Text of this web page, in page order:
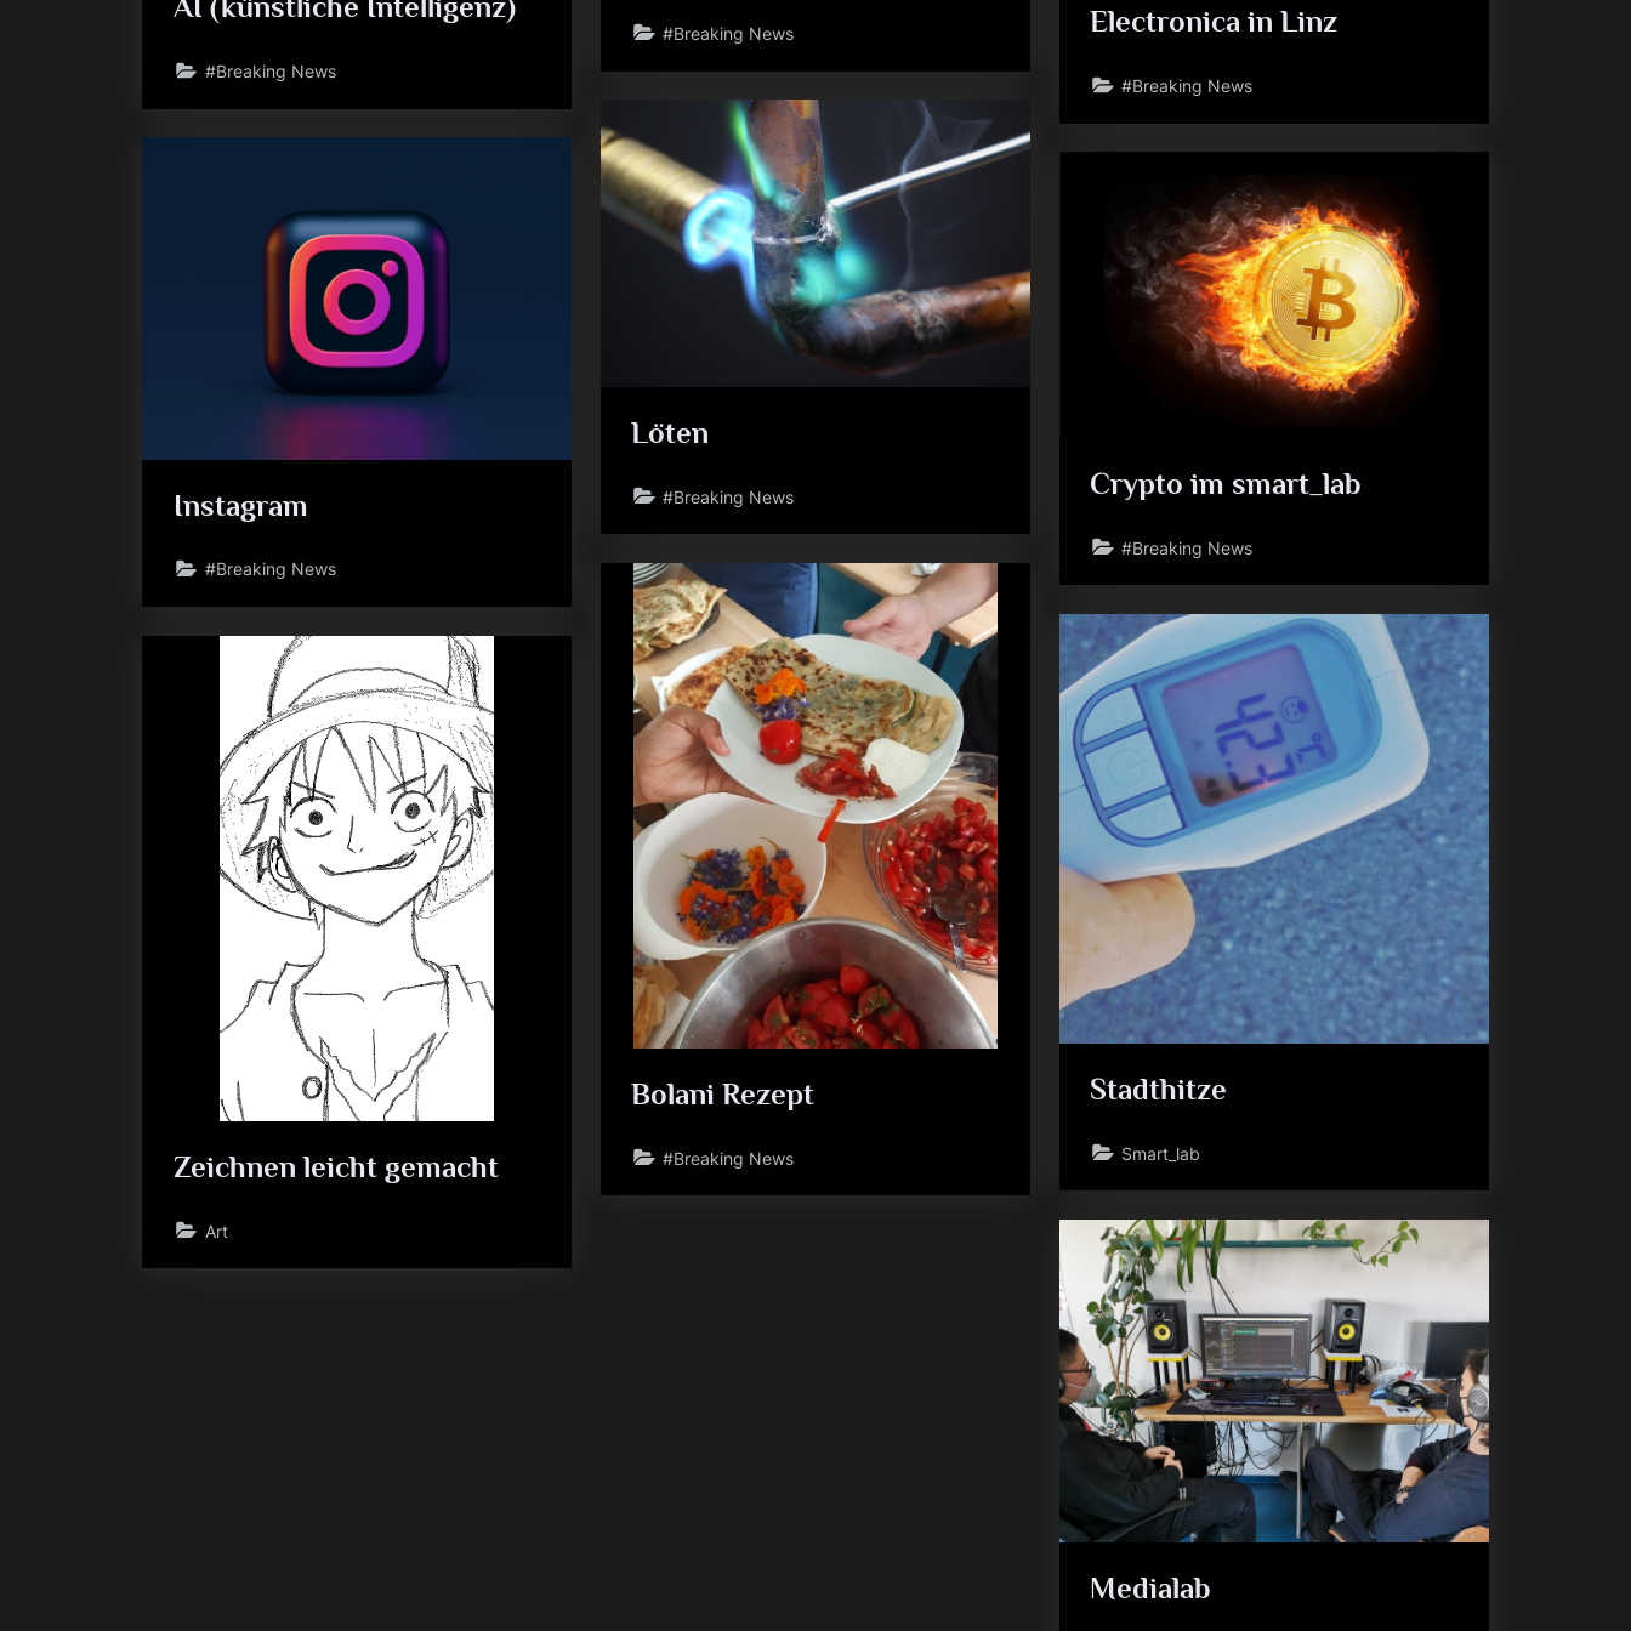
AI (künstliche Intelligenz)
#Breaking News
#Breaking News
Electronica in Linz
#Breaking News
Löten
#Breaking News
Instagram
#Breaking News
Crypto im smart_lab
#Breaking News
Bolani Rezept
#Breaking News
Stadthitze
Smart_lab
Zeichnen leicht gemacht
Art
Medialab